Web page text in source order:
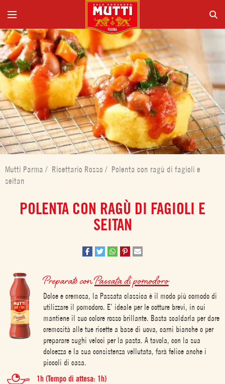
Mutti Parma / Ricettario Rosso / Polenta con ragù di fagioli e
seitan
POLENTA CON RAGÙ DI FAGIOLI E
SEITAN
Preparato conPassata di pomodoro
Dolce e cremosa, la Passata classica è il modo più comodo di
utilizzare il pomodoro. E’ ideale per le cotture brevi, in cui
mantiene il suo colore rosso brillante. Basta scaldarla per dare
cremosità alle tue ricette a base di uova, carni bianche o per
preparare sughi veloci per la pasta. A tavola, con la sua
dolcezza e la sua consistenza vellutata, farà felice anche i
piccoli di casa.
1h (Tempo di attesa: 1h)